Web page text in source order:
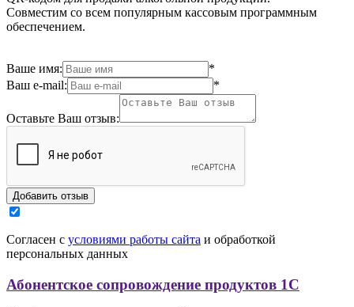
Совместим со всем популярным кассовым программным
обеспечением.
Ваше имя:
*
Ваш e-mail:
*
Оставьте Ваш отзыв:
Согласен с условиями работы сайта и обработкой
персональных данных
Абонентское сопровождение продуктов 1C